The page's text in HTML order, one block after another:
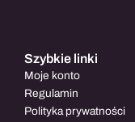
Szybkie linki
Moje konto
Regulamin
Polityka prywatności